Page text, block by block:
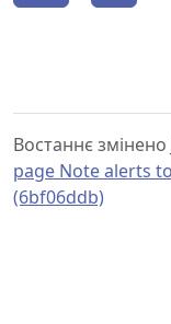
Востаннє
page Note alerts
(6bf06ddb)